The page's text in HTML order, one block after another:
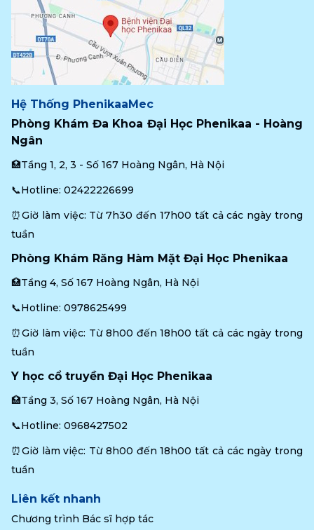
Hệ Thống PhenikaaMec
Phòng Khám Đa Khoa Đại Học Phenikaa - Hoàng
Ngân
🏥Tầng 1, 2, 3 - Số 167 Hoàng Ngân, Hà Nội
📞Hotline: 02422226699
⏰Giờ làm việc: Từ 7h30 đến 17h00 tất cả các ngày trong
tuần
Phòng Khám Răng Hàm Mặt Đại Học Phenikaa
🏥Tầng 4, Số 167 Hoàng Ngân, Hà Nội
📞Hotline: 0978625499
⏰Giờ làm việc: Từ 8h00 đến 18h00 tất cả các ngày trong
tuần
Y học cổ truyền Đại Học Phenikaa
🏥Tầng 3, Số 167 Hoàng Ngân, Hà Nội
📞Hotline: 0968427502
⏰Giờ làm việc: Từ 8h00 đến 18h00 tất cả các ngày trong
tuần
Liên kết nhanh
Chương trình Bác sĩ hợp tác